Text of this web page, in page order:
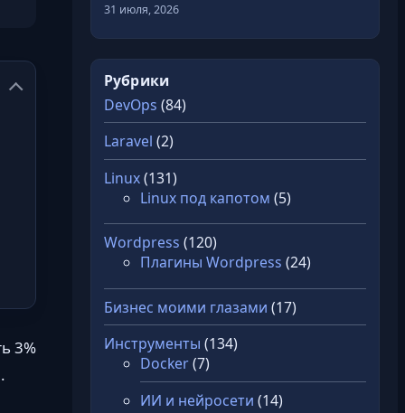
3%
31 июля, 2026
Рубрики
DevOps (84)
Laravel (2)
Linux(131)
Linux под капотом (5)
Wordpress (120)
Плагины Wordpress (24)
Бизнес моими глазами (17)
Инструменты (134)
Docker(7)
ИИ и нейросети (14)